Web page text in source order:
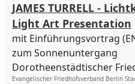
JAMES TURRELL -
Light Art Presentation
mit Einführungsvortrag
zum Sonnenuntergang
Dorotheenstädtischer
Evangelischer Friedhofsverband Berlin